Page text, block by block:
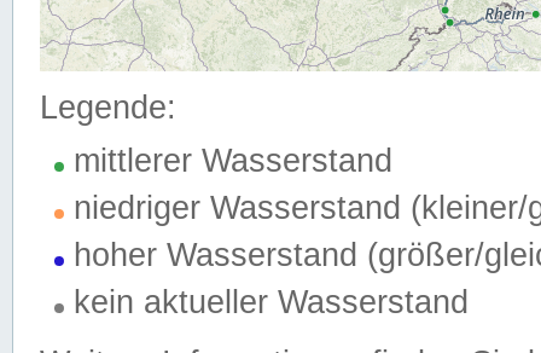
Legende:
mittlerer Wasserstand
niedriger Wasserstand (kleiner/
hoher Wasserstand (größer/
kein aktueller Wasserstand